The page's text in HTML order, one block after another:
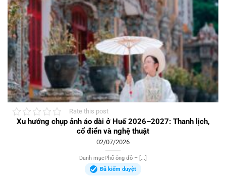
Rate this post
Xu hướng chụp ảnh áo dài ở Huế 2026–2027: Thanh lịch,
cổ điển và nghệ thuật
02/07/2026
Danh mụcPhố ông đồ – [...]
Đã kiểm duyệt